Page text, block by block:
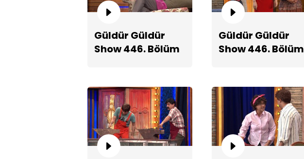
Güldür Güldür
Show 446. Bölüm
Güldür Güldür
Show 446. Bölüm